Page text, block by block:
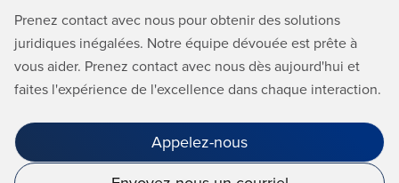
Prenez contact avec nous pour obtenir des solutions
juridiques inégalées. Notre équipe dévouée est prête à
vous aider. Prenez contact avec nous dès aujourd'hui et
faites l'expérience de l'excellence dans chaque interaction.
Appelez-nous